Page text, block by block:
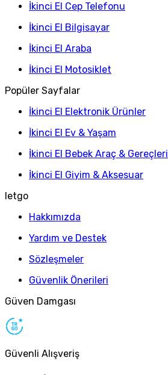
İkinci El Cep Telefonu
İkinci El Bilgisayar
İkinci El Araba
İkinci El Motosiklet
Popüler Sayfalar
İkinci El Elektronik Ürünler
İkinci El Ev & Yaşam
İkinci El Bebek Araç & Gereçleri
İkinci El Giyim & Aksesuar
letgo
Hakkımızda
Yardım ve Destek
Sözleşmeler
Güvenlik Önerileri
Güven Damgası
Güvenli Alışveriş